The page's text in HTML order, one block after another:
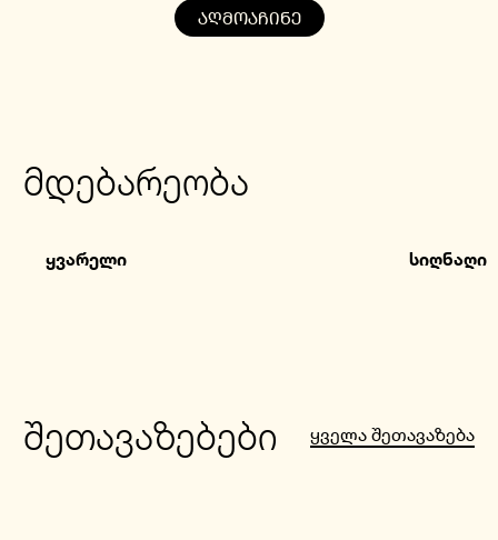
ᲐᲦᲛᲝᲐᲩᲘᲜᲔ
მდებარეობა
ყვარელი სიღნაღი
შეთავაზებები ყველა შეთავაზება